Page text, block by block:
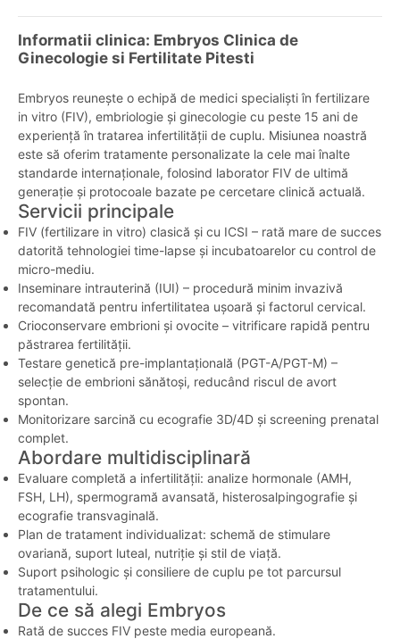
Informatii clinica: Embryos Clinica de
Ginecologie si Fertilitate Pitesti
Embryos reunește o echipă de medici specialiști în fertilizare
in vitro (FIV), embriologie și ginecologie cu peste 15 ani de
experiență în tratarea infertilității de cuplu. Misiunea noastră
este să oferim tratamente personalizate la cele mai înalte
standarde internaționale, folosind laborator FIV de ultimă
generație și protocoale bazate pe cercetare clinică actuală.
Servicii principale
FIV (fertilizare in vitro) clasică și cu ICSI – rată mare de succes
datorită tehnologiei time-lapse și incubatoarelor cu control de
micro-mediu.
Inseminare intrauterină (IUI) – procedură minim invazivă
recomandată pentru infertilitatea ușoară și factorul cervical.
Crioconservare embrioni și ovocite – vitrificare rapidă pentru
păstrarea fertilității.
Testare genetică pre-implantațională (PGT-A/PGT-M) –
selecție de embrioni sănătoși, reducând riscul de avort
spontan.
Monitorizare sarcină cu ecografie 3D/4D și screening prenatal
complet.
Abordare multidisciplinară
Evaluare completă a infertilității: analize hormonale (AMH,
FSH, LH), spermogramă avansată, histerosalpingografie și
ecografie transvaginală.
Plan de tratament individualizat: schemă de stimulare
ovariană, suport luteal, nutriție și stil de viață.
Suport psihologic și consiliere de cuplu pe tot parcursul
tratamentului.
De ce să alegi Embryos
Rată de succes FIV peste media europeană.